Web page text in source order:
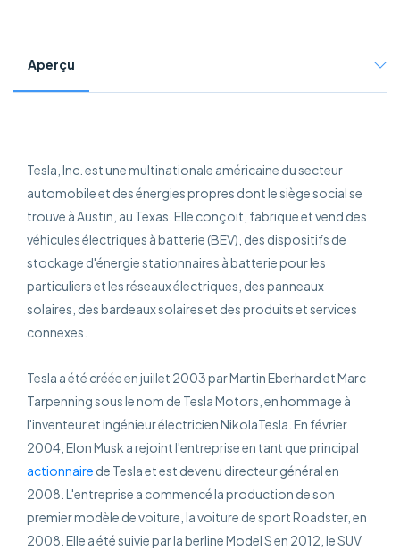
Aperçu
Tesla, Inc. est une multinationale américaine du secteur
automobile et des énergies propres dont le siège social se
trouve à Austin, au Texas. Elle conçoit, fabrique et vend des
véhicules électriques à batterie (BEV), des dispositifs de
stockage d'énergie stationnaires à batterie pour les
particuliers et les réseaux électriques, des panneaux
solaires, des bardeaux solaires et des produits et services
connexes.
Tesla a été créée en juillet 2003 par Martin Eberhard et Marc
Tarpenning sous le nom de Tesla Motors, en hommage à
l'inventeur et ingénieur électricien NikolaTesla. En février
2004, Elon Musk a rejoint l'entreprise en tant que principal
actionnaire de Tesla et est devenu directeur général en
2008. L'entreprise a commencé la production de son
premier modèle de voiture, la voiture de sport Roadster, en
2008. Elle a été suivie par la berline Model S en 2012, le SUV